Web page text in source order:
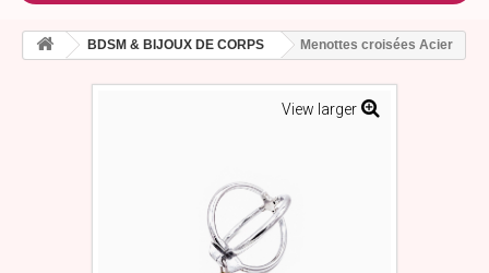
BDSM & BIJOUX DE CORPS Menottes croisées Acier
View larger